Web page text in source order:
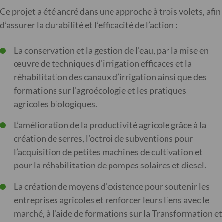
Ce projet a été ancré dans une approche à trois volets, afin
d’assurer la durabilité et l’efficacité de l’action :
La conservation et la gestion de l’eau, par la mise en
œuvre de techniques d’irrigation efficaces et la
réhabilitation des canaux d’irrigation ainsi que des
formations sur l’agroécologie et les pratiques
agricoles biologiques.
L’amélioration de la productivité agricole grâce à la
création de serres, l’octroi de subventions pour
l’acquisition de petites machines de cultivation et
pour la réhabilitation de pompes solaires et diesel.
La création de moyens d’existence pour soutenir les
entreprises agricoles et renforcer leurs liens avec le
marché, à l’aide de formations sur la Transformation et